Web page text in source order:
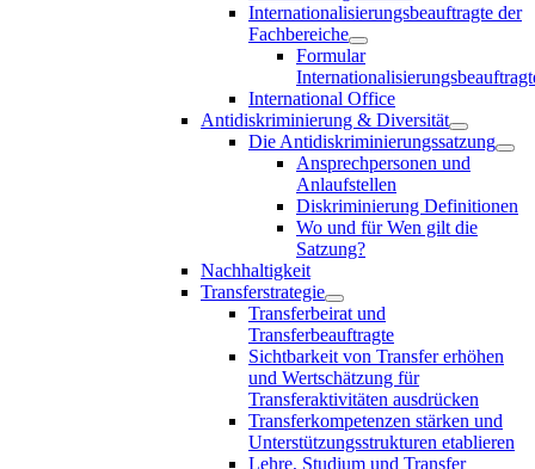
Internationalisierungsbeauftragte der
Fachbereiche
Formular
International Office
Antidiskriminierung & Diversität
Die Antidiskriminierungssatzung
Ansprechpersonen und
Anlaufstellen
Diskriminierung Definitionen
Wo und für Wen gilt die
Satzung?
Nachhaltigkeit
Transferstrategie
Transferbeirat und
Transferbeauftragte
Sichtbarkeit von Transfer erhöhen
und Wertschätzung für
Transferaktivitäten ausdrücken
Transferkompetenzen stärken und
Unterstützungsstrukturen etablieren
Lehre, Studium und Transfer